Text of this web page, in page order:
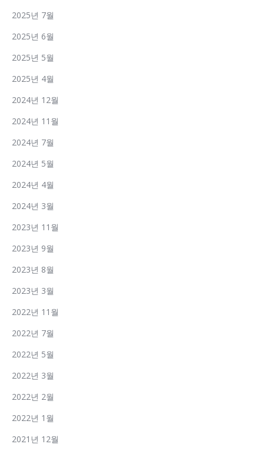
2025년 7월
2025년 6월
2025년 5월
2025년 4월
2024년 12월
2024년 11월
2024년 7월
2024년 5월
2024년 4월
2024년 3월
2023년 11월
2023년 9월
2023년 8월
2023년 3월
2022년 11월
2022년 7월
2022년 5월
2022년 3월
2022년 2월
2022년 1월
2021년 12월